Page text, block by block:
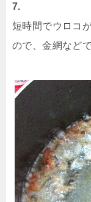
7.
短時間でウロコ
ので、金網など